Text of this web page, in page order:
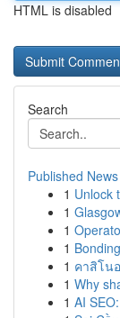
HTML is disabled
Search
Published News
1 Unlock
1
1
1
1 คาสิโน
1 Why
1 AI